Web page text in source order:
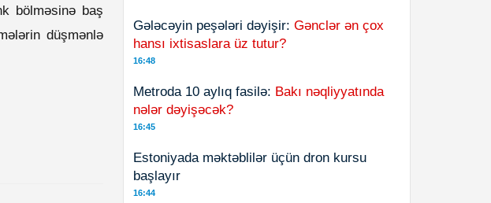
bölməsinə baş
düşmənlə
Gələcəyin peşələri dəyişir: Gənclər ən çox
hansı ixtisaslara üz tutur?
16:48
Metroda 10 aylıq fasilə: Bakı nəqliyyatında
nələr dəyişəcək?
16:45
Estoniyada məktəblilər üçün dron kursu
başlayır
16:44